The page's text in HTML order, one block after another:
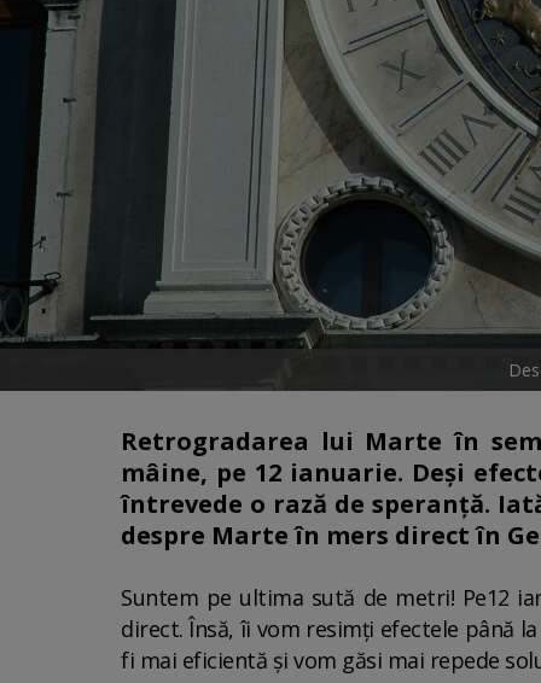
Retrogradarea lui Marte în
mâine, pe 12 ianuarie. Deși
întrevede o rază de speranță.
despre Marte în mers direct în
Suntem pe ultima sută de metri! Pe12
direct. Însă, îi vom resimți efectele până
fi mai eficientă și vom găsi mai repede